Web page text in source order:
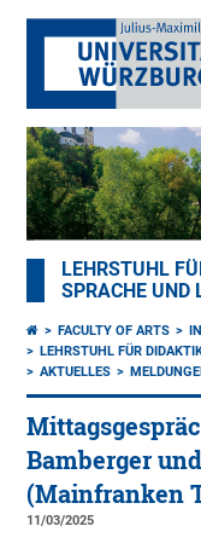
LEHRSTUHL
SPRACHE UND
FACULTY OF ARTS
LEHRSTUHL FÜR
AKTUELLES
Bamberger
(Mainfranken
11/03/2025